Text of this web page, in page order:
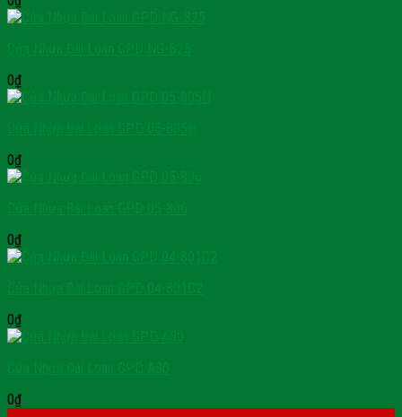
0₫
0₫
0₫
0₫
0₫